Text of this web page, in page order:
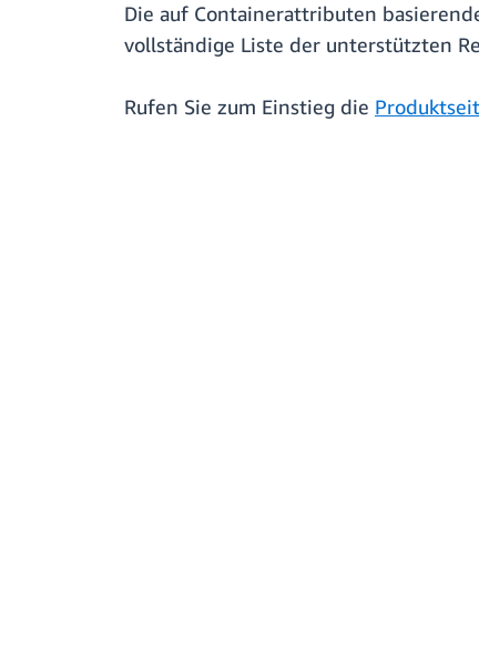
Die auf Containerattributen
vollständige Liste der unterstützten
Rufen Sie zum Einstieg die